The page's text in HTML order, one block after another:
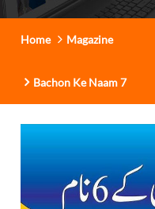
Home Magazine
Bachon Ke Naam 7